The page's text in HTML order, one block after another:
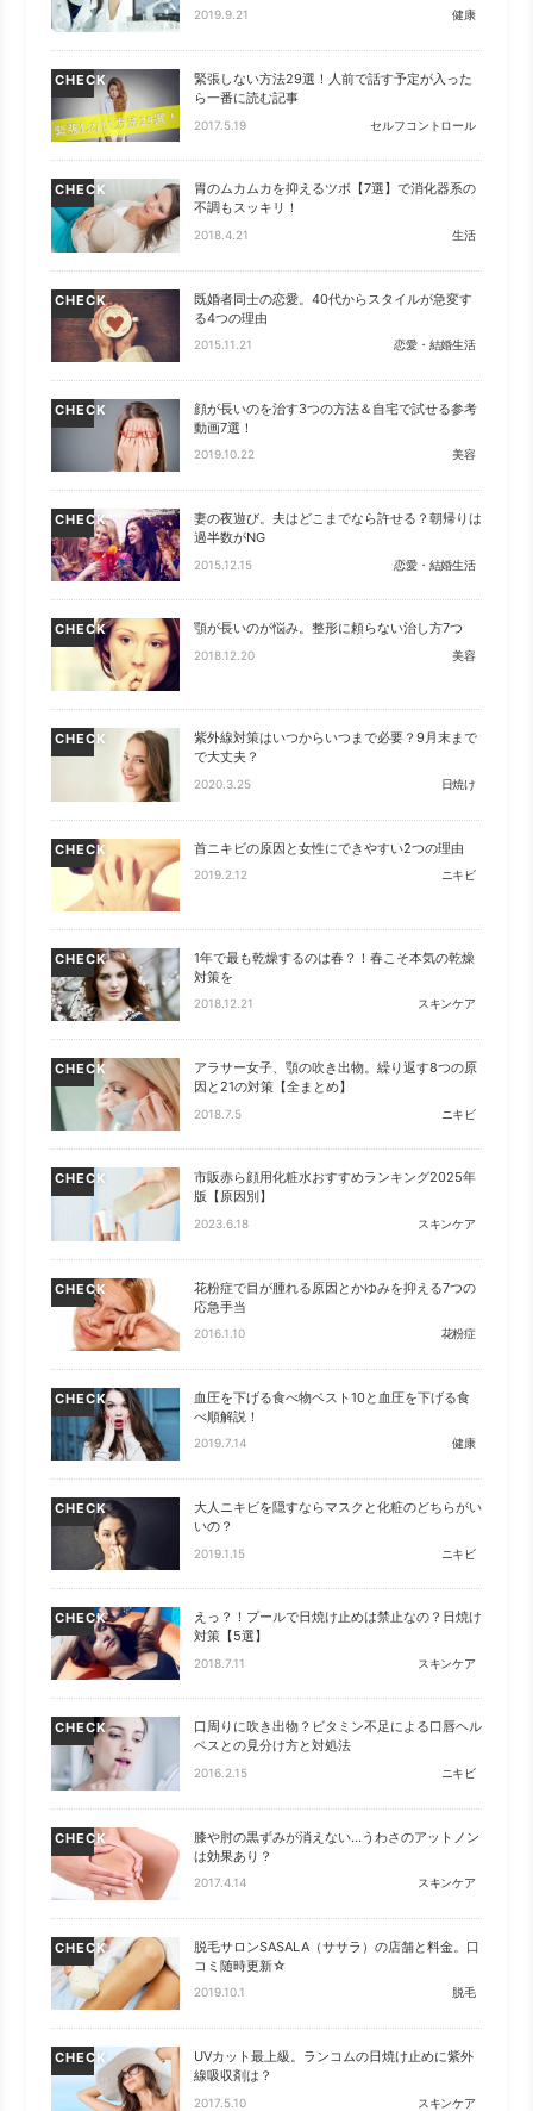
2019.9.21 健康
CHECK
緊張しない方法29選！人前で話す予定が入った
ら一番に読む記事
2017.5.19 セルフコントロール
CHECK
胃のムカムカを抑えるツボ【7選】で消化器系の
不調もスッキリ！
2018.4.21 生活
CHECK
既婚者同士の恋愛。40代からスタイルが急変す
る4つの理由
2015.11.21 恋愛・結婚生活
CHECK
顔が長いのを治す3つの方法＆自宅で試せる参考
動画7選！
2019.10.22 美容
CHECK
妻の夜遊び。夫はどこまでなら許せる？朝帰りは
過半数がNG
2015.12.15 恋愛・結婚生活
CHECK 顎が長いのが悩み。整形に頼らない治し方7つ
2018.12.20 美容
CHECK
紫外線対策はいつからいつまで必要？9月末まで
で大丈夫？
2020.3.25 日焼け
CHECK 首ニキビの原因と女性にできやすい2つの理由
2019.2.12 ニキビ
CHECK
1年で最も乾燥するのは春？！春こそ本気の乾燥
対策を
2018.12.21 スキンケア
CHECK
アラサー女子、顎の吹き出物。繰り返す8つの原
因と21の対策【全まとめ】
2018.7.5 ニキビ
CHECK
市販赤ら顔用化粧水おすすめランキング2025年
版【原因別】
2023.6.18 スキンケア
CHECK
花粉症で目が腫れる原因とかゆみを抑える7つの
応急手当
2016.1.10 花粉症
CHECK
血圧を下げる食べ物ベスト10と血圧を下げる食
べ順解説！
2019.7.14 健康
CHECK
大人ニキビを隠すならマスクと化粧のどちらがい
いの？
2019.1.15 ニキビ
CHECK
えっ？！プールで日焼け止めは禁止なの？日焼け
対策【5選】
2018.7.11 スキンケア
CHECK
口周りに吹き出物？ビタミン不足による口唇ヘル
ペスとの見分け方と対処法
2016.2.15 ニキビ
CHECK
膝や肘の黒ずみが消えない…うわさのアットノン
は効果あり？
2017.4.14 スキンケア
CHECK
脱毛サロンSASALA（ササラ）の店舗と料金。口
コミ随時更新☆
2019.10.1 脱毛
CHECK
UVカット最上級。ランコムの日焼け止めに紫外
線吸収剤は？
2017.5.10 スキンケア